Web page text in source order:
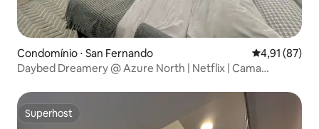
Condomínio ⋅ San Fernando 4,91 de uma
4,91 (87)
Daybed Dreamery @ Azure North | Netflix | Cama
Superhost
Superhost